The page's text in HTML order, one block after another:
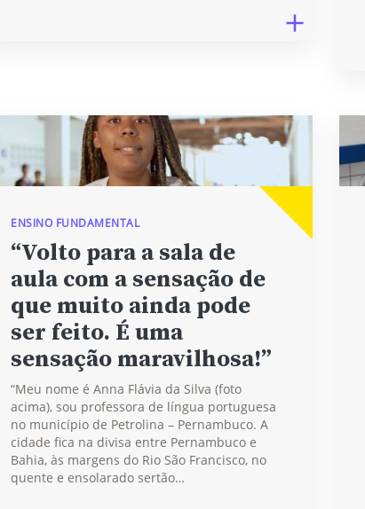
ENSINO FUNDAMENTAL
“Volto para a sala de
aula com a sensação de
que muito ainda pode
ser feito. É uma
sensação maravilhosa!”
“Meu nome é Anna Flávia da Silva (foto
acima), sou professora de língua portuguesa
no município de Petrolina – Pernambuco. A
cidade fica na divisa entre Pernambuco e
Bahia, às margens do Rio São Francisco, no
quente e ensolarado sertão…